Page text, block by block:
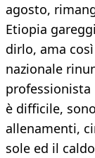
agosto,
Etiopia
dirlo, ama
nazionale
professionista
è difficile,
allenamenti,
sole ed il